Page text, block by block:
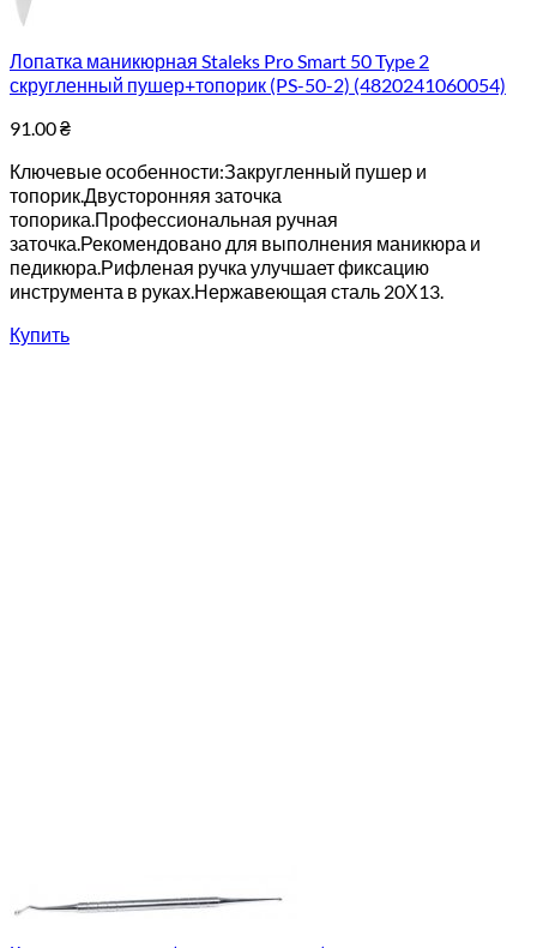
Лопатка маникюрная Staleks Pro Smart 50 Type 2
скругленный пушер+топорик (PS-50-2) (4820241060054)
91.00₴
Ключевые особенности:Закругленный пушер и
топорик.Двусторонняя заточка
топорика.Профессиональная ручная
заточка.Рекомендовано для выполнения маникюра и
педикюра.Рифленая ручка улучшает фиксацию
инструмента в руках.Нержавеющая сталь 20Х13.
Купить